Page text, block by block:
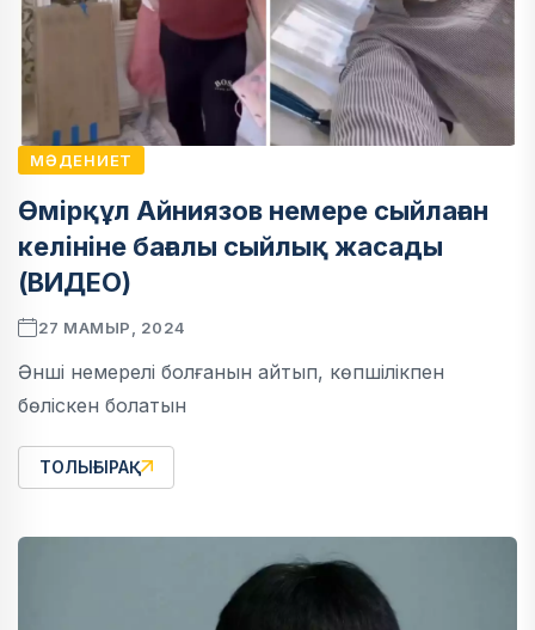
МӘДЕНИЕТ
Өмірқұл Айниязов немере сыйлаған
келініне бағалы сыйлық жасады
(ВИДЕО)
27 МАМЫР, 2024
Әнші немерелі болғанын айтып, көпшілікпен
бөліскен болатын
ТОЛЫҒЫРАҚ